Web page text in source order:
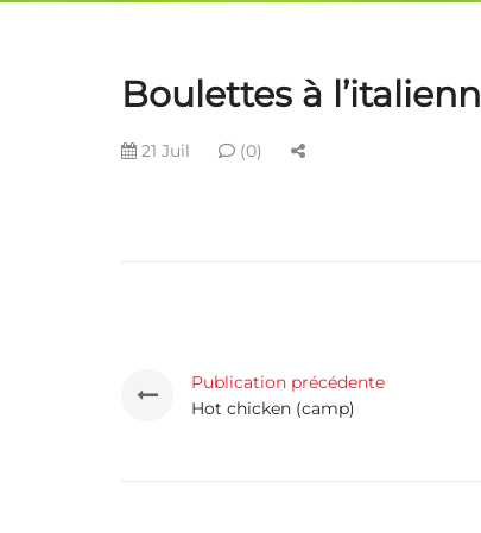
Boulettes à
21 Juil (0)
Publication précédente
Hot chicken (camp)